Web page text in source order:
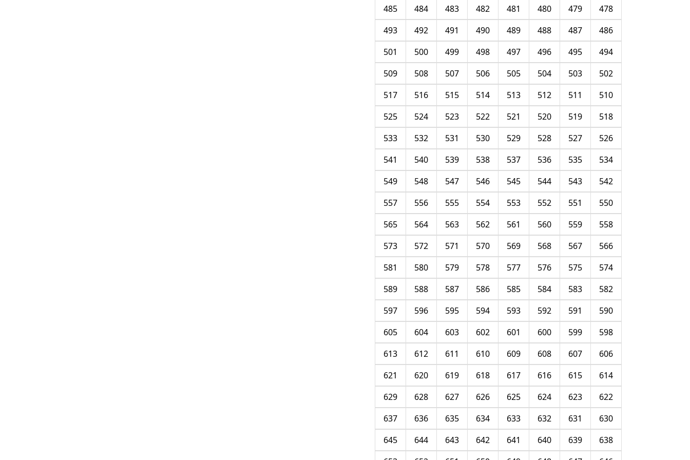
478
479
480
481
482
483
484
485
486
487
488
489
490
491
492
493
494
495
496
497
498
499
500
501
502
503
504
505
506
507
508
509
510
511
512
513
514
515
516
517
518
519
520
521
522
523
524
525
526
527
528
529
530
531
532
533
534
535
536
537
538
539
540
541
542
543
544
545
546
547
548
549
550
551
552
553
554
555
556
557
558
559
560
561
562
563
564
565
566
567
568
569
570
571
572
573
574
575
576
577
578
579
580
581
582
583
584
585
586
587
588
589
590
591
592
593
594
595
596
597
598
599
600
601
602
603
604
605
606
607
608
609
610
611
612
613
614
615
616
617
618
619
620
621
622
623
624
625
626
627
628
629
630
631
632
633
634
635
636
637
638
639
640
641
642
643
644
645